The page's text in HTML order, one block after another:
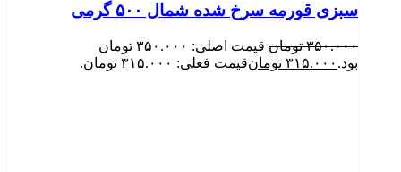
سبزی قورمه سرخ شده شمال ۵۰۰ گرمی
۳۵۰.۰۰۰ تومان
قیمت اصلی: ۳۵۰.۰۰۰ تومان
بود. ۳۱۵.۰۰۰ تومانقیمت فعلی: ۳۱۵.۰۰۰ تومان.